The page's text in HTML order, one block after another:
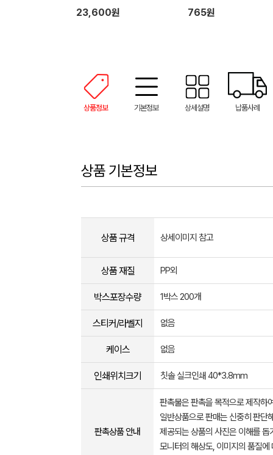
23,600원 765원
상품정보 기본정보 상세설명 납품사례
상품 기본정보
상품 규격 상세이미지 참고
상품 재질 PP외
박스포장수량 1박스 200개
스티커/라벨지 없음
케이스 없음
인쇄위치크기 칫솔 실크인쇄 40*3.8mm
판촉상품 안내
판촉물은 판촉을 목적으로 제작하
일반상품으로 판매는 신중히 판단
제공되는 상품의 사진은 이해를
모니터의 해상도, 이미지의 품질